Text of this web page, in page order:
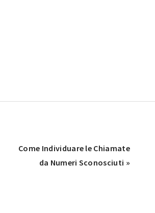
Next
Come Individuare le Chiamate
da Numeri Sconosciuti »